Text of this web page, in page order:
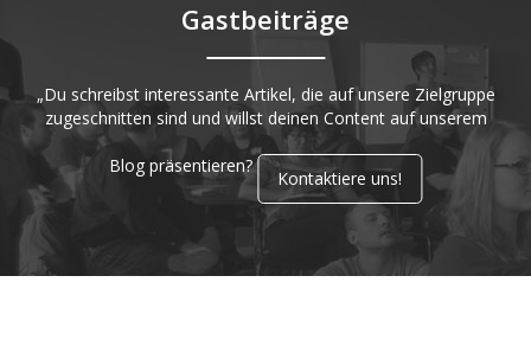
Gastbeiträge
„Du schreibst interessante Artikel, die auf unsere Zielgruppe
zugeschnitten sind und willst deinen Content auf unserem
Blog präsentieren?
Kontaktiere uns!